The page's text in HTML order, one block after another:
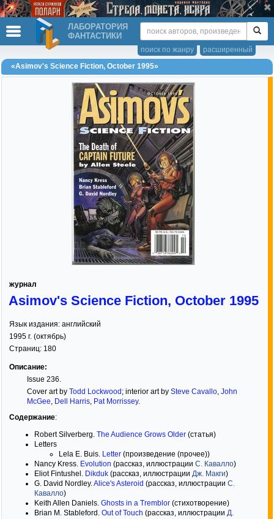
ЛАБОРАТОРИЯ
ФАНТАСТИКИ
расширенный
поиск по жанру
«Asimov's Science Fiction, October 1995»
журнал
Asimov's Science Fiction, October 1995
Язык издания: английский
1995 г. (октябрь)
Страниц: 180
Описание:
Issue 236.
Cover art by Todd Lockwood ; interior art by Steve Cavallo, John
McGee, Dell Harris, Pat Morrissey.
Содержание:
Robert Silverberg. The Audience Grows Older (статья)
Letters
Lela E. Buis. Letter (произведение (прочее))
Nancy Kress. Evolution (рассказ, иллюстрации С. Кавалло)
Eliot Fintushel. Dikduk (рассказ, иллюстрации Дж. Макги)
G. David Nordley.Alice's Asteroid (рассказ, иллюстрации С.
Кавалло)
Keith Allen Daniels. Ghosts in a Tremblor (стихотворение)
Brian M. Stableford. Out of Touch (рассказ, иллюстрации Д.